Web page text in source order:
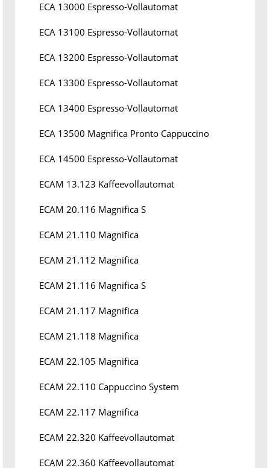
ECA 13000 Espresso-Vollautomat
ECA 13100 Espresso-Vollautomat
ECA 13200 Espresso-Vollautomat
ECA 13300 Espresso-Vollautomat
ECA 13400 Espresso-Vollautomat
ECA 13500 Magnifica Pronto Cappuccino
ECA 14500 Espresso-Vollautomat
ECAM 13.123 Kaffeevollautomat
ECAM 20.116 Magnifica S
ECAM 21.110 Magnifica
ECAM 21.112 Magnifica
ECAM 21.116 Magnifica S
ECAM 21.117 Magnifica
ECAM 21.118 Magnifica
ECAM 22.105 Magnifica
ECAM 22.110 Cappuccino System
ECAM 22.117 Magnifica
ECAM 22.320 Kaffeevollautomat
ECAM 22.360 Kaffeevollautomat